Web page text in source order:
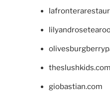
theslushkids.com
giobastian.com